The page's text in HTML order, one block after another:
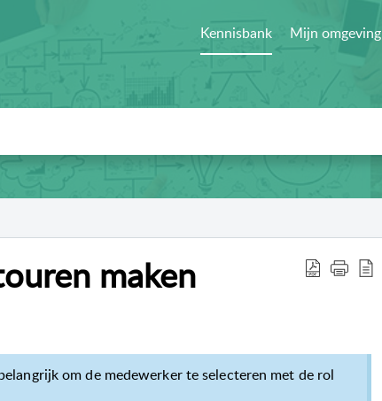
Kennisbank Mijn omgeving
maken
om de medewerker te selecteren met de rol